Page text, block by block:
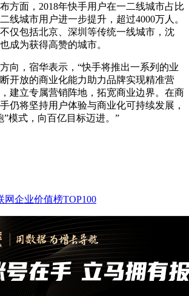
面，2018年快手用户在一二线城市占比
线城市用户进一步提升，超过4000万人。
仅包括北京、深圳等传统一线城市，沈
成为获得高赞的城市。
，宿华表示，“快手将推出一系列的业
开放的商业化能力助力品牌实现精准营
建立专属营销阵地，拓宽商业边界。在商
仍将坚持用户体验与商业化可持续发展，
”模式，向百亿目标迈进。”
网企业价值榜TOP100